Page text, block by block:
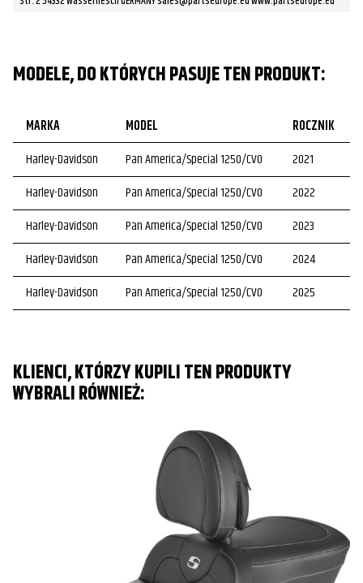
MODELE, DO KTÓRYCH PASUJE TEN PRODUKT:
MARKA MODEL
ROCZNIK
Harley-Davidson
Pan America/Special 1250/CVO
2021
Harley-Davidson
Pan America/Special 1250/CVO
2022
Harley-Davidson
Pan America/Special 1250/CVO
2023
Harley-Davidson
Pan America/Special 1250/CVO
2024
Harley-Davidson
Pan America/Special 1250/CVO 2025
KLIENCI, KTÓRZY KUPILI TEN PRODUKTY
WYBRALI RÓWNIEŻ: